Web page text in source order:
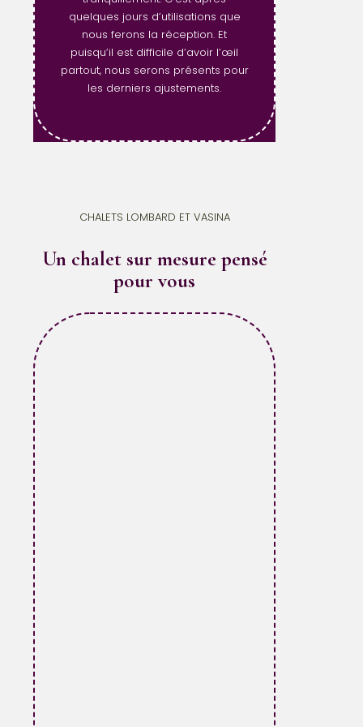
quelques jours d’utilisations que
nous ferons la réception. Et
puisqu’il est difficile d’avoir l’œil
partout, nous serons présents pour
les derniers ajustements.
CHALETS LOMBARD ET VASINA
Un chalet sur mesure pensé
pour vous